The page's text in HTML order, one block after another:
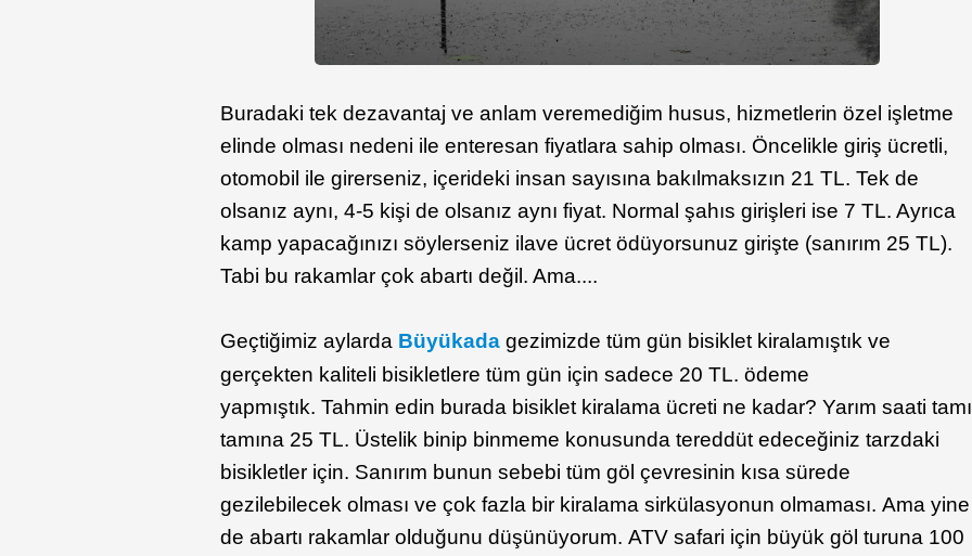
Buradaki tek dezavantaj ve anlam veremediğim husus, hizmetlerin özel işletme
elinde olması nedeni ile enteresan fiyatlara sahip olması. Öncelikle giriş ücretli,
otomobil ile girerseniz, içerideki insan sayısına bakılmaksızın 21 TL. Tek de
olsanız aynı, 4-5 kişi de olsanız aynı fiyat. Normal şahıs girişleri ise 7 TL. Ayrıca
kamp yapacağınızı söylerseniz ilave ücret ödüyorsunuz girişte (sanırım 25 TL).
Tabi bu rakamlar çok abartı değil. Ama....
Geçtiğimiz aylarda Büyükada gezimizde tüm gün bisiklet kiralamıştık ve
gerçekten kaliteli bisikletlere tüm gün için sadece 20 TL. ödeme
yapmıştık. Tahmin edin burada bisiklet kiralama ücreti ne kadar? Yarım saati tamı
tamına 25 TL. Üstelik binip binmeme konusunda tereddüt edeceğiniz tarzdaki
bisikletler için. Sanırım bunun sebebi tüm göl çevresinin kısa sürede
gezilebilecek olması ve çok fazla bir kiralama sirkülasyonun olmaması. Ama yine
de abartı rakamlar olduğunu düşünüyorum. ATV safari için büyük göl turuna 100